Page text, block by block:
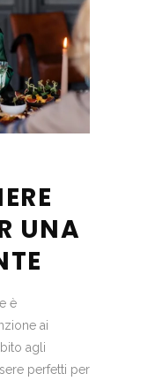
UNA
è
ai
agli
perfetti per